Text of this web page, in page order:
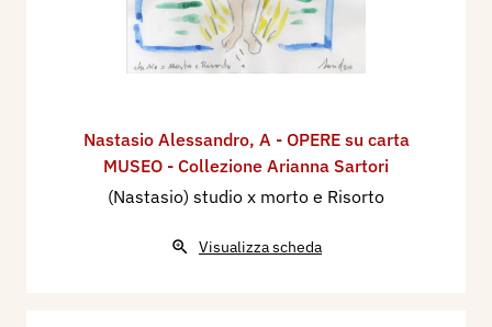
Nastasio Alessandro, A - OPERE su carta
MUSEO - Collezione Arianna Sartori
(Nastasio) studio x morto e Risorto
Visualizza scheda